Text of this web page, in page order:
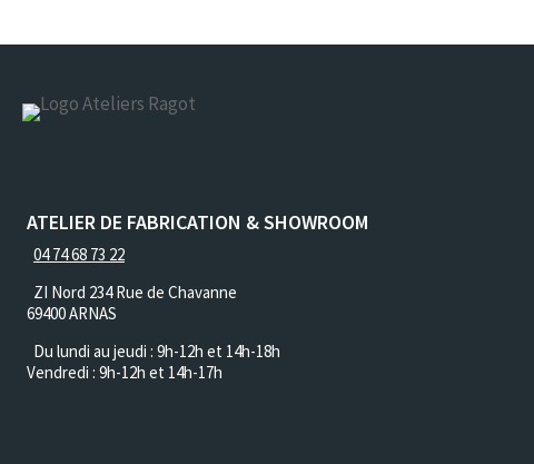
ATELIER DE FABRICATION & SHOWROOM
04 74 68 73 22
ZI Nord 234 Rue de Chavanne
69400 ARNAS
Du lundi au jeudi : 9h-12h et 14h-18h
Vendredi : 9h-12h et 14h-17h